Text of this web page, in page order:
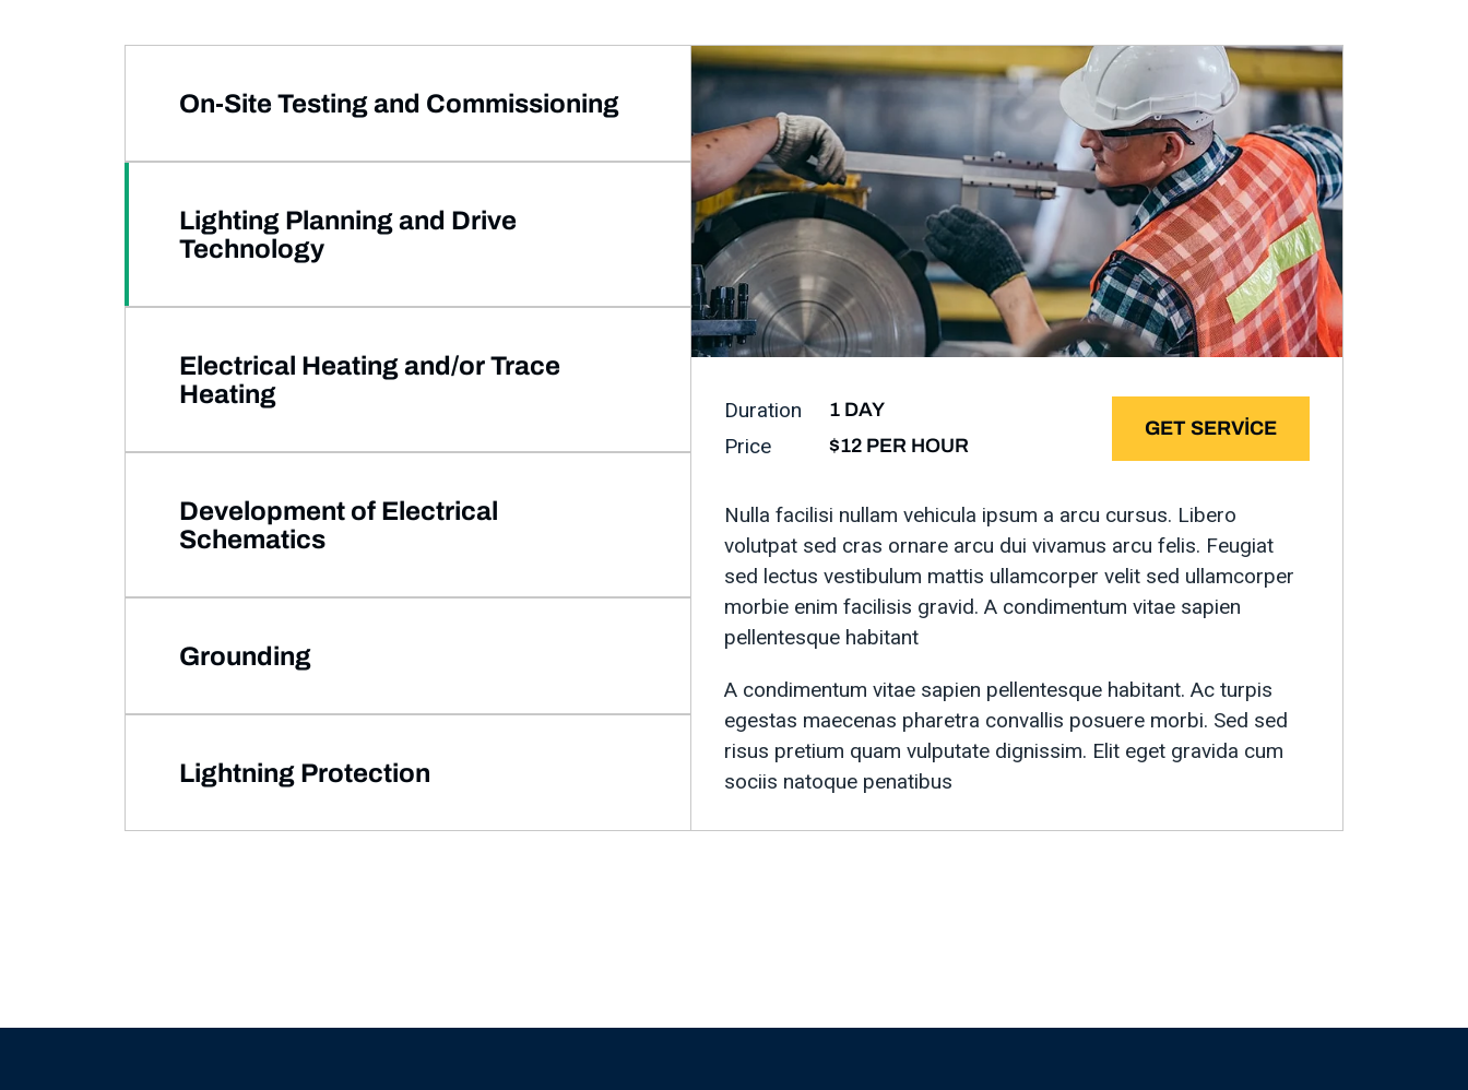
On-Site Testing and Commissioning
Lighting Planning and Drive
Technology
Electrical Heating and/or Trace
Heating
Development of Electrical
Schematics
Grounding
Lightning Protection
Duration 1 DAY
Price $12 PER HOUR
GET SERVICE
Nulla facilisi nullam vehicula ipsum a arcu cursus. Libero
volutpat sed cras ornare arcu dui vivamus arcu felis. Feugiat
sed lectus vestibulum mattis ullamcorper velit sed ullamcorper
morbie enim facilisis gravid. A condimentum vitae sapien
pellentesque habitant
A condimentum vitae sapien pellentesque habitant. Ac turpis
egestas maecenas pharetra convallis posuere morbi. Sed sed
risus pretium quam vulputate dignissim. Elit eget gravida cum
sociis natoque penatibus